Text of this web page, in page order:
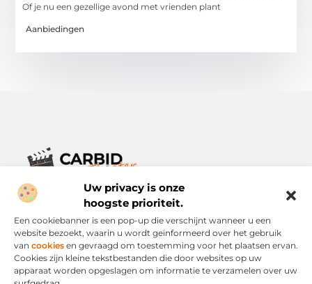
Uw privacy is onze
hoogste prioriteit.
Een cookiebanner is een pop-up die verschijnt wanneer u een
website bezoekt, waarin u wordt geïnformeerd over het gebruik
van cookies en gevraagd om toestemming voor het plaatsen ervan.
Cookies zijn kleine tekstbestanden die door websites op uw
apparaat worden opgeslagen om informatie te verzamelen over uw
Of je nu een gezellige avond met vrienden plant
Aanbiedingen
Verhalen die het alledaagse leven verrijken.
Ontdek een breed scala aan blogs en artikelen die je inspireren,
informeren en verrijken – voor elke dag, voor iedereen.
Bericht categorie